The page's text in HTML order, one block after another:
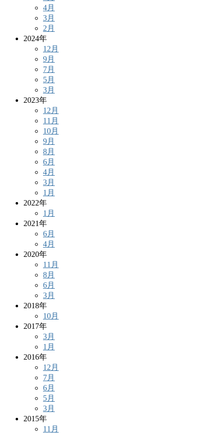
4月
3月
2月
2024年
12月
9月
7月
5月
3月
2023年
12月
11月
10月
9月
8月
6月
4月
3月
1月
2022年
1月
2021年
6月
4月
2020年
11月
8月
6月
3月
2018年
10月
2017年
3月
1月
2016年
12月
7月
6月
5月
3月
2015年
11月